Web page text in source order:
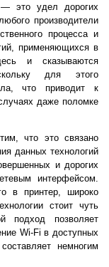
— это удел дорогих
производители
процесса и
применяющихся в
и сказываются
для этого
что приводит к
даже поломке
что это связано
данных технологий
и дорогих
интерфейсом.
в принтер, широко
стоит чуть
подход позволяет
Wi-Fi в доступных
немногим